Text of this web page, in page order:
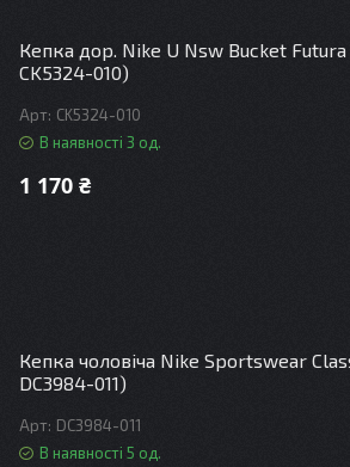
Кепка дор. Nike U Nsw Bucket Futura
CK5324-010)
CK5324-010
В наявності 3 од.
1 170 ₴
Кепка чоловіча Nike Sportswear
DC3984-011)
DC3984-011
В наявності 5 од.